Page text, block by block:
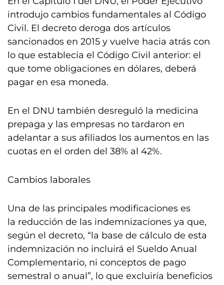
introdujo cambios fundamentales al Código
Civil. El decreto deroga dos artículos
sancionados en 2015 y vuelve hacia atrás con
lo que establecía el Código Civil anterior: el
que tome obligaciones en dólares, deberá
pagar en esa moneda.
En el DNU también desreguló la medicina
prepaga y las empresas no tardaron en
adelantar a sus afiliados los aumentos en las
cuotas en el orden del 38% al 42%.
Cambios laborales
Una de las principales modificaciones es
la reducción de las indemnizaciones ya que,
según el decreto, “la base de cálculo de esta
indemnización no incluirá el Sueldo Anual
Complementario, ni conceptos de pago
semestral o anual”, lo que excluiría beneficios